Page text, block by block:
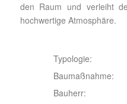
den Raum und verleiht
hochwertige Atmosphäre.
Typologie:
Baumaßnahme:
Bauherr: